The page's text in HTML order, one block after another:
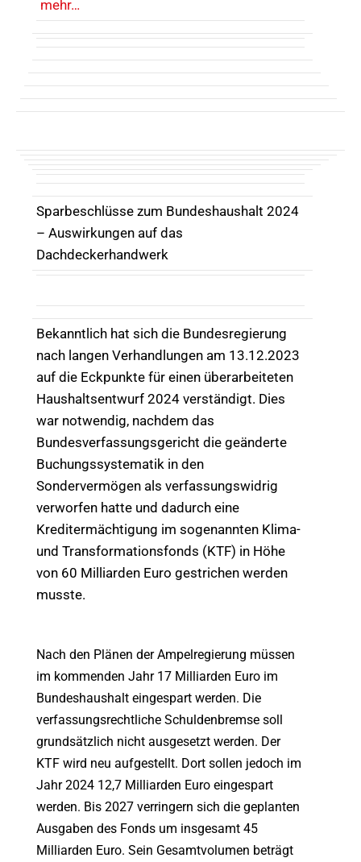
mehr…
Sparbeschlüsse zum Bundeshaushalt 2024
– Auswirkungen auf das
Dachdeckerhandwerk
Bekanntlich hat sich die Bundesregierung
nach langen Verhandlungen am 13.12.2023
auf die Eckpunkte für einen überarbeiteten
Haushaltsentwurf 2024 verständigt. Dies
war notwendig, nachdem das
Bundesverfassungsgericht die geänderte
Buchungssystematik in den
Sondervermögen als verfassungswidrig
verworfen hatte und dadurch eine
Kreditermächtigung im sogenannten Klima-
und Transformationsfonds (KTF) in Höhe
von 60 Milliarden Euro gestrichen werden
musste.
Nach den Plänen der Ampelregierung müssen
im kommenden Jahr 17 Milliarden Euro im
Bundeshaushalt eingespart werden. Die
verfassungsrechtliche Schuldenbremse soll
grundsätzlich nicht ausgesetzt werden. Der
KTF wird neu aufgestellt. Dort sollen jedoch im
Jahr 2024 12,7 Milliarden Euro eingespart
werden. Bis 2027 verringern sich die geplanten
Ausgaben des Fonds um insgesamt 45
Milliarden Euro. Sein Gesamtvolumen beträgt